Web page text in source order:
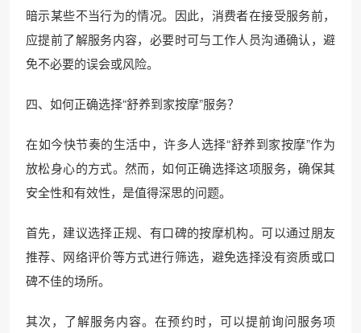
暗示某些不当行为的情况。因此，消费者在接受服务前，
应提前了解服务内容，必要时可与工作人员沟通确认，避
免不必要的误会或风险。
四、如何正确选择“舒养到家按摩”服务？
在如今快节奏的生活中，许多人选择“舒养到家按摩”作为
放松身心的方式。然而，如何正确选择这项服务，确保其
安全性和有效性，是值得深思的问题。
首先，建议选择正规、有口碑的按摩机构。可以通过朋友
推荐、网络评价等方式进行筛选，避免选择没有资质或口
碑不佳的场所。
其次，了解服务内容。在预约时，可以提前询问服务项